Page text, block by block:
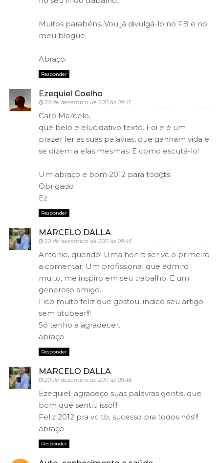
Muitos parabéns. Vou já divulgá-lo no FB e no
meu blogue.
Abraço.
Responder
Ezequiel Coelho
20 de dezembro de 2011 às 09:41
Caro Marcelo,
que belo e elucidativo texto. Foi e é um
prazer ler as suas palavras, que ganham vida e
se dizem a elas mesmas: É como escutá-lo!
Um abraço e bom 2012 para tod@s.
Obrigado
Ez
Responder
MARCELO DALLA
20 de dezembro de 2011 às 09:45
Antonio, querido! Uma honra ser vc o primeiro
a comentar. Um profissional que admiro
muito, me inspiro em seu trabalho. E um
generoso amigo.
Fico muito feliz que gostou, indico seu artigo
sem titubear!!!
Só tenho a agradecer.
abraço
Responder
MARCELO DALLA
20 de dezembro de 2011 às 09:46
Ezequiel: agradeço suas palavras gentis, que
bom que sentiu isso!!!
Feliz 2012 pra vc tb, sucesso pra todos nós!!!
abraço
Responder